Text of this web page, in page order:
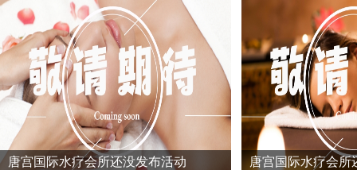
唐宫国际水疗会所还没发布活动 唐宫国际水疗会所